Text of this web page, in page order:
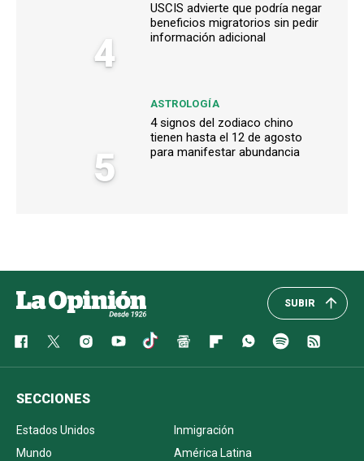
4
USCIS advierte que podría negar
beneficios migratorios sin pedir
información adicional
5
ASTROLOGÍA
4 signos del zodiaco chino
tienen hasta el 12 de agosto
para manifestar abundancia
SUBIR
SECCIONES
Estados Unidos
Inmigración
Mundo
América Latina